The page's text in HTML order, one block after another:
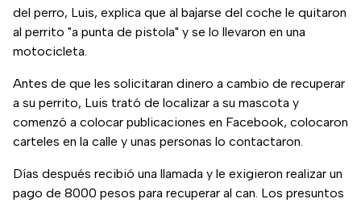
del perro, Luis, explica que al bajarse del coche le quitaron
al perrito "a punta de pistola" y se lo llevaron en una
motocicleta.
Antes de que les solicitaran dinero a cambio de recuperar
a su perrito, Luis trató de localizar a su mascota y
comenzó a colocar publicaciones en Facebook, colocaron
carteles en la calle y unas personas lo contactaron.
Días después recibió una llamada y le exigieron realizar un
pago de 8000 pesos para recuperar al can. Los presuntos